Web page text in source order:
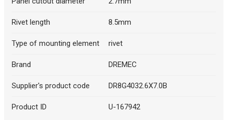
Rivet length 8.5mm
Type of mounting element rivet
Brand DREMEC
Supplier's product code DR8G4032.6X7.0B
Product ID U-167942